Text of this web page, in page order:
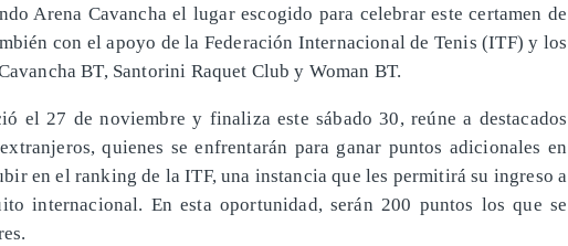
Arena Cavancha el lugar escogido para celebrar este certamen de
con el apoyo de la Federación Internacional de Tenis (ITF) y los
BT, Santorini Raquet Club y Woman BT.
el 27 de noviembre y finaliza este sábado 30, reúne a destacados
quienes se enfrentarán para ganar puntos adicionales en
en el ranking de la ITF, una instancia que les permitirá su ingreso a
internacional. En esta oportunidad, serán 200 puntos los que se